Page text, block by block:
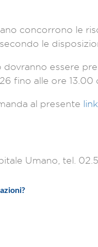
concorrono le
le
essere
fino alle ore 13.00
al presente link
Umano, tel.